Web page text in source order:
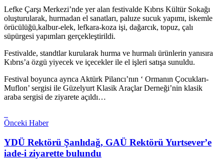
Lefke Çarşı Merkezi’nde yer alan festivalde Kıbrıs Kültür Sokağı
oluşturularak, hurmadan el sanatları, paluze sucuk yapımı, iskemle
örücülüğü,kalbur-elek, lefkara-koza işi, dağarcık, topuz, çalı
süpürgesi yapımları gerçekleştirildi.
Festivalde, standtlar kurularak hurma ve hurmalı ürünlerin yanısıra
Kıbrıs’a özgü yiyecek ve içecekler ile el işleri satışa sunuldu.
Festival boyunca ayrıca Aktürk Pilancı’nın ‘ Ormanın Çocukları-
Muflon’ sergisi ile Güzelyurt Klasik Araçlar Derneği’nin klasik
araba sergisi de ziyarete açıldı…
Önceki Haber
YDÜ Rektörü Şanlıdağ, GAÜ Rektörü Yurtsever’e
iade-i ziyarette bulundu